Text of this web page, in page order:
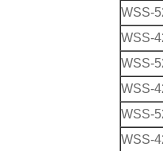
WSS-
WSS-
WSS-
WSS-
WSS-
WSS-